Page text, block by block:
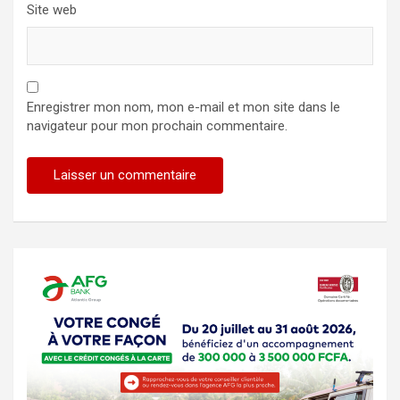
Site web
Enregistrer mon nom, mon e-mail et mon site dans le
navigateur pour mon prochain commentaire.